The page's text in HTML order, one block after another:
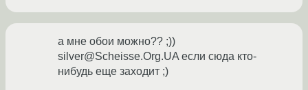
а мне обои можно?? ;))
silver@Scheisse.Org.UA если сюда кто-
нибудь еще заходит ;)